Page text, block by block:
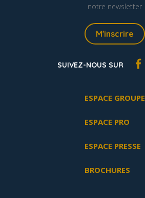
notre newsletter
M'inscrire
SUIVEZ-NOUS SUR
ESPACE GROUPE
ESPACE PRO
ESPACE PRESSE
BROCHURES